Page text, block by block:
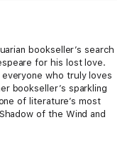
bookseller’s search
for his lost love.
who truly loves
bookseller’s sparkling
of literature’s most
of the Wind and